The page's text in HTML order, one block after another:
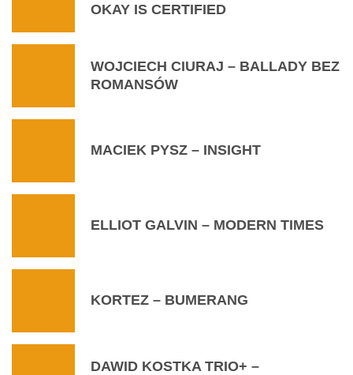
OKAY IS CERTIFIED
WOJCIECH CIURAJ – BALLADY BEZ
ROMANSÓW
MACIEK PYSZ – INSIGHT
ELLIOT GALVIN – MODERN TIMES
KORTEZ – BUMERANG
DAWID KOSTKA TRIO+ –